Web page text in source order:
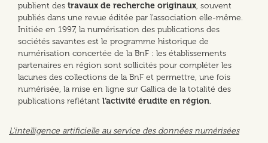
publient des travaux de recherche originaux, souvent
publiés dans une revue éditée par l'association elle-même.
Initiée en 1997, la numérisation des publications des
sociétés savantes est le programme historique de
numérisation concertée de la BnF : les établissements
partenaires en région sont sollicités pour compléter les
lacunes des collections de la BnF et permettre, une fois
numérisée, la mise en ligne sur Gallica de la totalité des
publications reflétant l’activité érudite en région.
L'intelligence artificielle au service des données numérisées